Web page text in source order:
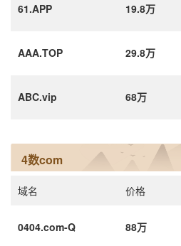
61.APP 19.8万
AAA.TOP 29.8万
ABC.vip 68万
4数com
域名 价格
0404.com-Q 88万